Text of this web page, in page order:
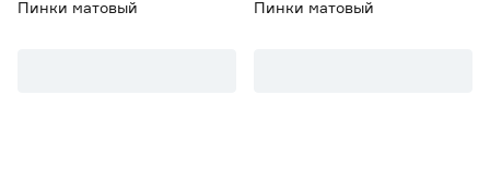
Пинки матовый
Пинки матовый